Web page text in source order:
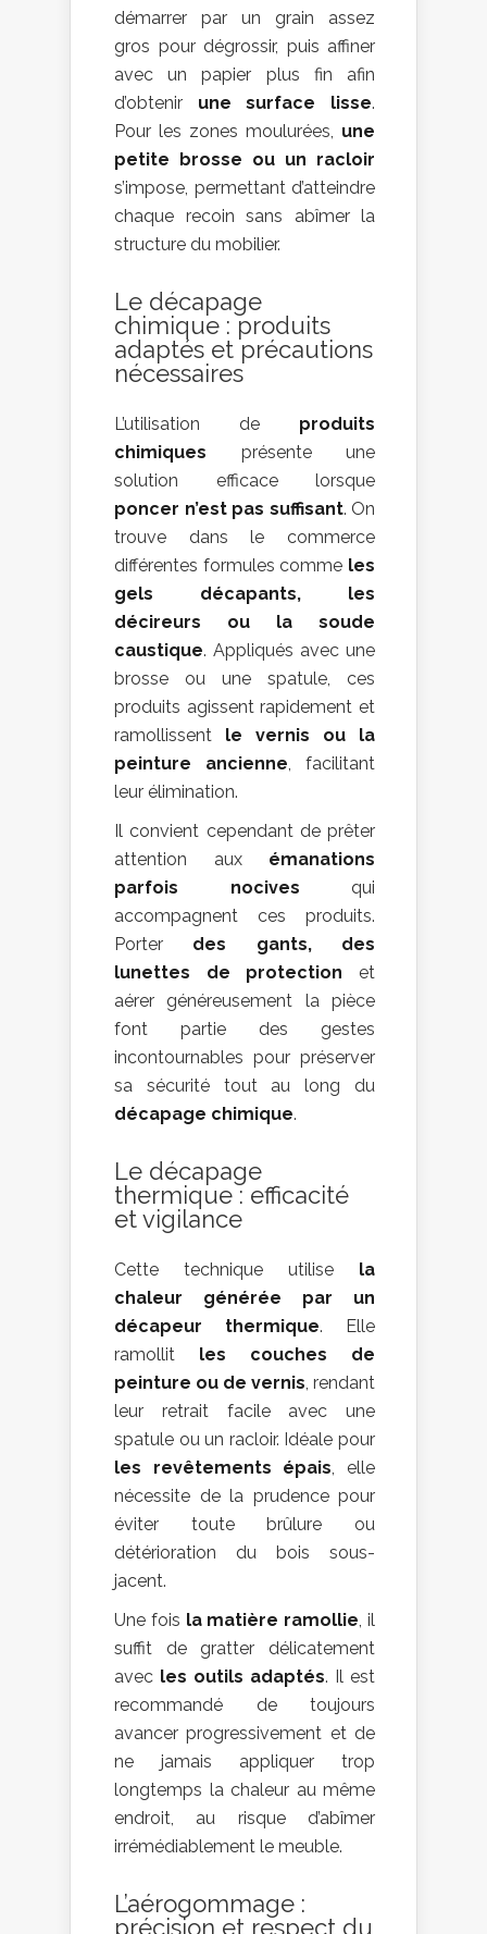
démarrer par un grain assez
gros pour dégrossir, puis affiner
avec un papier plus fin afin
d’obtenir une surface lisse.
Pour les zones moulurées, une
petite brosse ou un racloir
s’impose, permettant d’atteindre
chaque recoin sans abîmer la
structure du mobilier.
Le décapage
chimique : produits
adaptés et précautions
nécessaires
L’utilisation de produits
chimiques présente une
solution efficace lorsque
poncer n’est pas suffisant. On
trouve dans le commerce
différentes formules comme les
gels décapants, les
décireurs ou la soude
caustique. Appliqués avec une
brosse ou une spatule, ces
produits agissent rapidement et
ramollissent le vernis ou la
peinture ancienne , facilitant
leur élimination.
Il convient cependant de prêter
attention aux émanations
parfois nocives qui
accompagnent ces produits.
Porter des gants, des
lunettes de protection et
aérer généreusement la pièce
font partie des gestes
incontournables pour préserver
sa sécurité tout au long du
décapage chimique.
Le décapage
thermique : efficacité
et vigilance
Cette technique utilise la
chaleur générée par un
décapeur thermique. Elle
ramollit les couches de
peinture ou de vernis , rendant
leur retrait facile avec une
spatule ou un racloir. Idéale pour
les revêtements épais , elle
nécessite de la prudence pour
éviter toute brûlure ou
détérioration du bois sous-
jacent.
Une fois la matière ramollie , il
suffit de gratter délicatement
avec les outils adaptés. Il est
recommandé de toujours
avancer progressivement et de
ne jamais appliquer trop
longtemps la chaleur au même
endroit, au risque d’abîmer
irrémédiablement le meuble.
L’aérogommage :
précision et respect du